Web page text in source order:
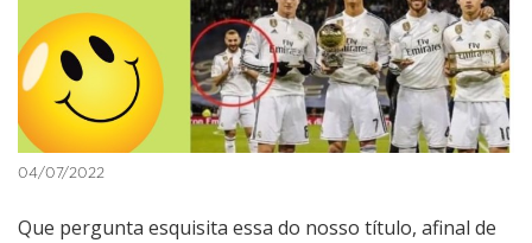
04/07/2022
Que pergunta esquisita essa do nosso título, afinal de